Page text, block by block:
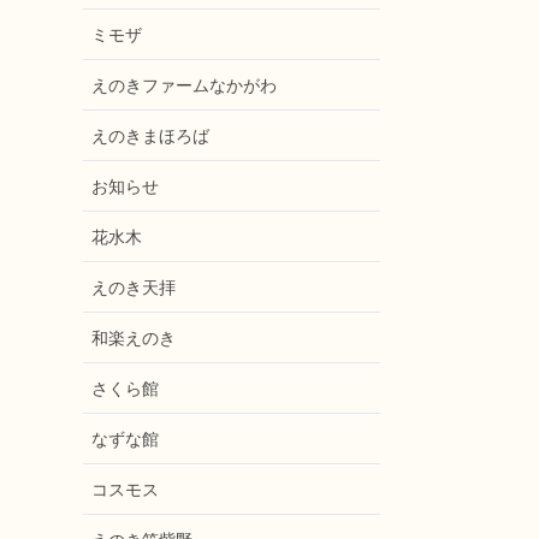
ミモザ
えのきファームなかがわ
えのきまほろば
お知らせ
花水木
えのき天拝
和楽えのき
さくら館
なずな館
コスモス